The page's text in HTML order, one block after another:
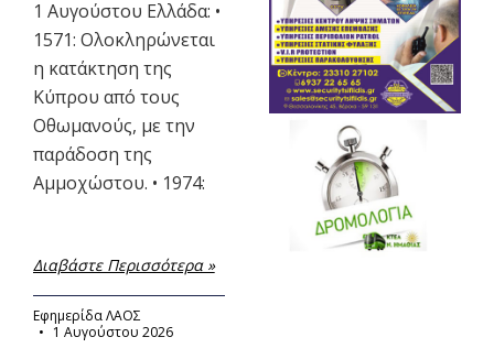
1 Αυγούστου Ελλάδα: •
1571: Ολοκληρώνεται
η κατάκτηση της
Κύπρου από τους
Οθωμανούς, με την
παράδοση της
Αμμοχώστου. • 1974:
Διαβάστε Περισσότερα »
Εφημερίδα ΛΑΟΣ
1 Αυγούστου 2026